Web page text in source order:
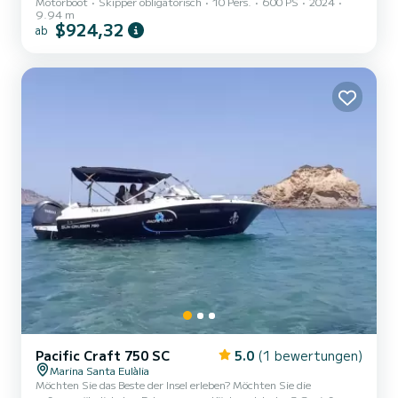
9.94 m
ab $924,32
Pacific Craft 750 SC 5.0 (1 bewertungen)
Marina Santa Eulàlia
Möchten Sie das Beste der Insel erleben? Möchten Sie die